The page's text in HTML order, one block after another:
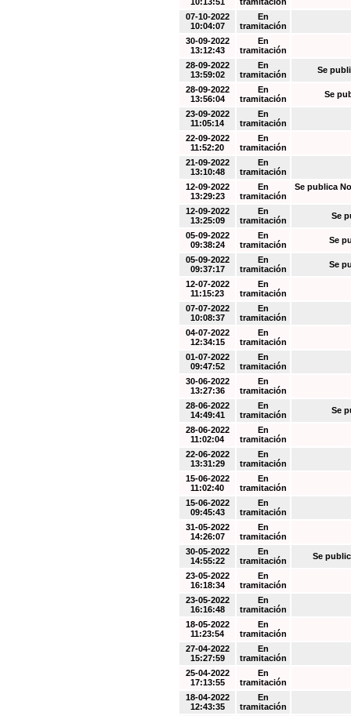
07-10-2022
10:04:07
En
tramitación
30-09-2022
13:12:43
En
tramitación
28-09-2022
13:59:02
En
tramitación
Se
28-09-2022
13:56:04
En
tramitación
Se
23-09-2022
11:05:14
En
tramitación
22-09-2022
11:52:20
En
tramitación
21-09-2022
13:10:48
En
tramitación
12-09-2022
13:29:23
En
tramitación
Se publica
12-09-2022
13:25:09
En
tramitación
Se
05-09-2022
09:38:24
En
tramitación
Se
05-09-2022
09:37:17
En
tramitación
Se
12-07-2022
11:15:23
En
tramitación
07-07-2022
10:08:37
En
tramitación
04-07-2022
12:34:15
En
tramitación
01-07-2022
09:47:52
En
tramitación
30-06-2022
13:27:36
En
tramitación
28-06-2022
14:49:41
En
tramitación
Se
28-06-2022
11:02:04
En
tramitación
22-06-2022
13:31:29
En
tramitación
15-06-2022
11:02:40
En
tramitación
15-06-2022
09:45:43
En
tramitación
31-05-2022
14:26:07
En
tramitación
30-05-2022
14:55:22
En
tramitación
Se
23-05-2022
16:18:34
En
tramitación
23-05-2022
16:16:48
En
tramitación
18-05-2022
11:23:54
En
tramitación
27-04-2022
15:27:59
En
tramitación
25-04-2022
17:13:55
En
tramitación
18-04-2022
12:43:35
En
tramitación